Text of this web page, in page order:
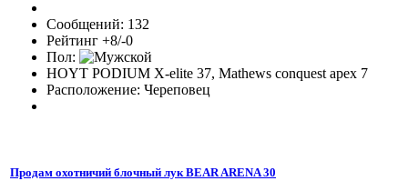
Сообщений: 132
Рейтинг +8/-0
Пол:
HOYT PODIUM X-elite 37, Mathews conquest apex 7
Расположение: Череповец
Продам охотничий блочный лук BEAR ARENA 30